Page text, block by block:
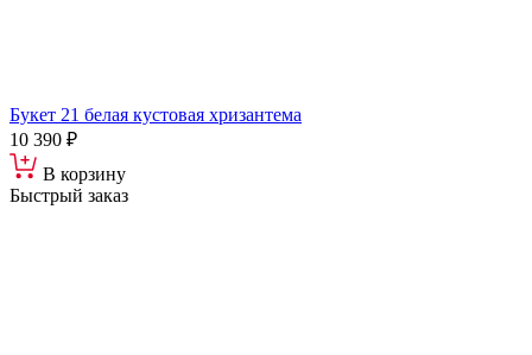
Букет 21 белая кустовая хризантема
10 390 ₽
В корзину
Быстрый заказ